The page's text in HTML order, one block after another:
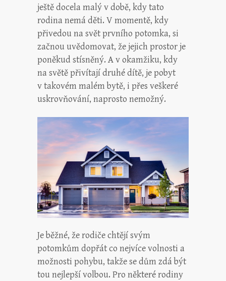
ještě docela malý v době, kdy tato
rodina nemá děti. V momentě, kdy
přivedou na svět prvního potomka, si
začnou uvědomovat, že jejich prostor je
poněkud stísněný. A v okamžiku, kdy
na světě přivítají druhé dítě, je pobyt
v takovém malém bytě, i přes veškeré
uskrovňování, naprosto nemožný.
Je běžné, že rodiče chtějí svým
potomkům dopřát co nejvíce volnosti a
možnosti pohybu, takže se dům zdá být
tou nejlepší volbou. Pro některé rodiny